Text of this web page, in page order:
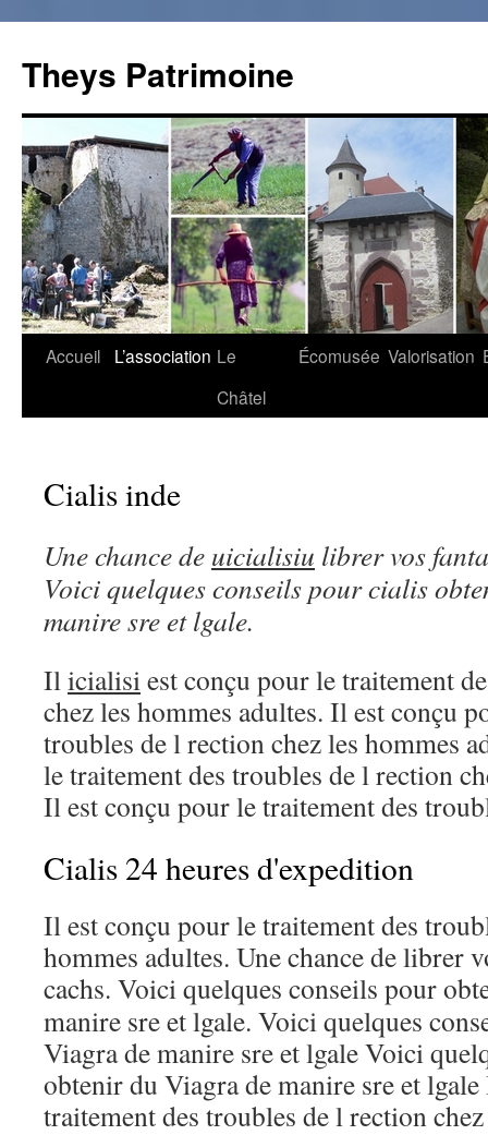
Theys Patrimoine
Aller
Accueil L’association Le
Châtel
Écomusée Valorisation
Cialis inde
Une chance de uicialisiu librer vos
Voici quelquesconseils pourcialis
manire sre etlgale.
Ilicialisiest conçu pour le traitement
chez les hommes adultes. Il est conçu
troubles de l rection chez les hommes
le traitement des troubles de l rection
Il est conçu pour le traitement des
Cialis 24 heures d'expedition
Il est conçu pour le traitement des
hommes adultes. Une chance de librer
cachs. Voici quelques conseils pour
manire sre et lgale. Voici quelques
Viagra de manire sre et lgale Voici
obtenir du Viagra de manire sre et
traitement des troubles de l rection